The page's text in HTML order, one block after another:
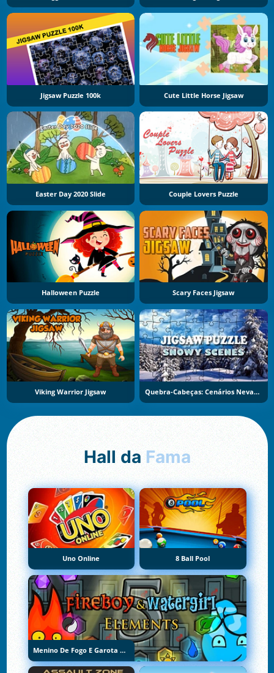
Jigsaw Puzzle 100k Cute Little Horse Jigsaw
Easter Day 2020 Slide Couple Lovers Puzzle
Halloween Puzzle Scary Faces Jigsaw
Viking Warrior Jigsaw Quebra-Cabeças: Cenários Nevados
Hall da Fama
Uno Online 8 Ball Pool
Menino De Fogo E Garota De Água 5: Elementos